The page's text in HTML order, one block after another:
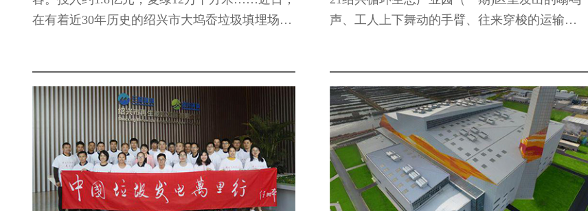
在有着近30年历史的绍兴市大坞岙垃圾填埋场，
声、工人上下舞动的手臂、往来穿梭的运输